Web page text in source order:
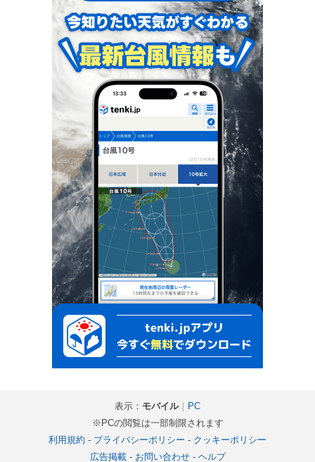
表示： モバイル｜
PC
※PCの閲覧は一部制限されます
利用規約 - プライバシーポリシー - クッキーポリシー
広告掲載- お問い合わせ- ヘルプ